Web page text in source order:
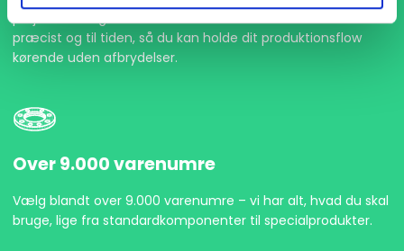
projekter aldrig bliver forsinket. Vi står klar til at levere
præcist og til tiden, så du kan holde dit produktionsflow
kørende uden afbrydelser.
Over 9.000 varenumre
Vælg blandt over 9.000 varenumre – vi har alt, hvad du skal
bruge, lige fra standardkomponenter til specialprodukter.